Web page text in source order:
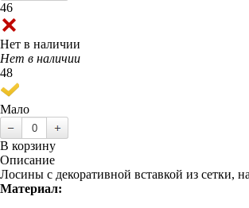
46
Нет в наличии
Нет в наличии
48
Мало
В корзину
Описание
Лосины с декоративной вставкой из сетки,
Материал: